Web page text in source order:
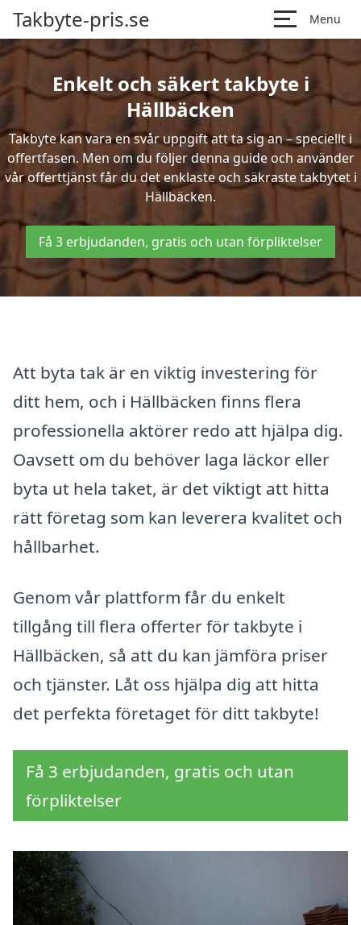
Takbyte-pris.se Menu
Enkelt och säkert takbyte i
Hällbäcken
Takbyte kan vara en svår uppgift att ta sig an – speciellt i
offertfasen. Men om du följer denna guide och använder
vår offerttjänst får du det enklaste och säkraste takbytet i
Hällbäcken.
Få 3 erbjudanden, gratis och utan förpliktelser
Att byta tak är en viktig investering för
ditt hem, och i Hällbäcken finns flera
professionella aktörer redo att hjälpa dig.
Oavsett om du behöver laga läckor eller
byta ut hela taket, är det viktigt att hitta
rätt företag som kan leverera kvalitet och
hållbarhet.
Genom vår plattform får du enkelt
tillgång till flera offerter för takbyte i
Hällbäcken, så att du kan jämföra priser
och tjänster. Låt oss hjälpa dig att hitta
det perfekta företaget för ditt takbyte!
Få 3 erbjudanden, gratis och utan
förpliktelser